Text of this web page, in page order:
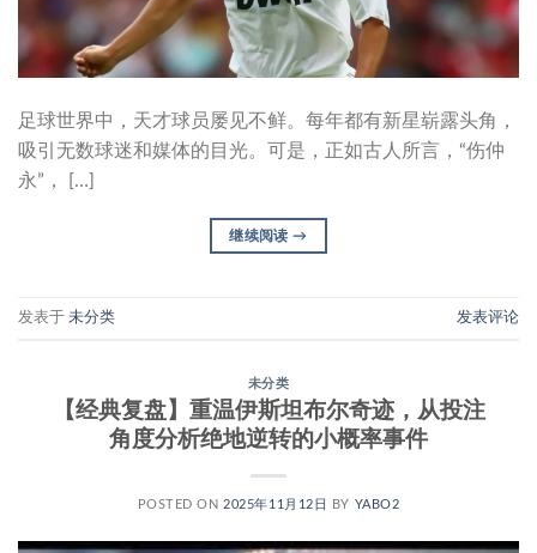
足球世界中，天才球员屡见不鲜。每年都有新星崭露头角，
吸引无数球迷和媒体的目光。可是，正如古人所言，“伤仲
永”， […]
继续阅读→
发表于 未分类 发表评论
未分类
【经典复盘】重温伊斯坦布尔奇迹，从投注
角度分析绝地逆转的小概率事件
POSTED ON 2025年11月12日 BY YABO2